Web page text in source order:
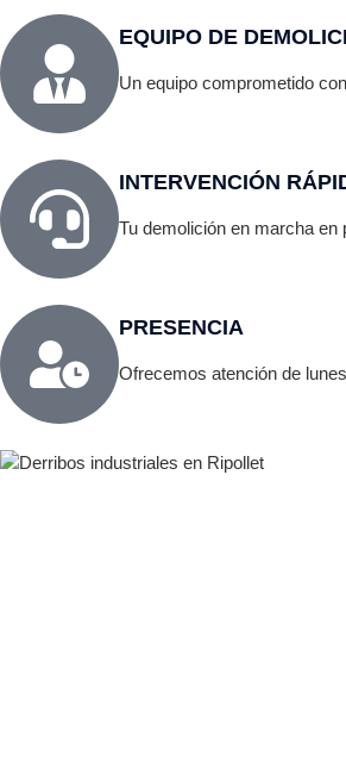
EQUIPO DE
Un equipo comprometido
INTERVENCIÓN
Tu demolición en marcha
PRESENCIA
Ofrecemos atención de